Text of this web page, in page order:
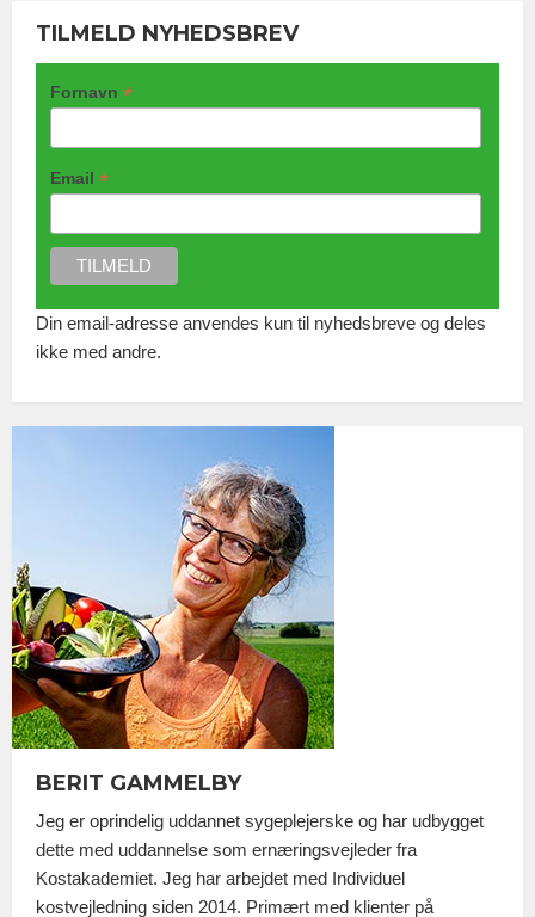
TILMELD NYHEDSBREV
Fornavn *
Email *
Din email-adresse anvendes kun til nyhedsbreve og deles
ikke med andre.
BERIT GAMMELBY
Jeg er oprindelig uddannet sygeplejerske og har udbygget
dette med uddannelse som ernæringsvejleder fra
Kostakademiet. Jeg har arbejdet med Individuel
kostvejledning siden 2014. Primært med klienter på